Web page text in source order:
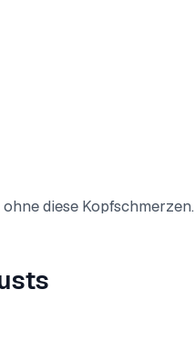
diese Kopfschmerzen.